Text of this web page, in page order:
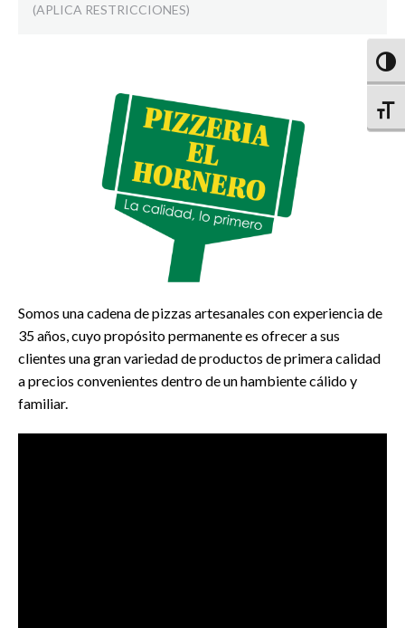
(APLICA RESTRICCIONES)
Somos una cadena de pizzas artesanales con experiencia de
35 años, cuyo propósito permanente es ofrecer a sus
clientes una gran variedad de productos de primera calidad
a precios convenientes dentro de un hambiente cálido y
familiar.